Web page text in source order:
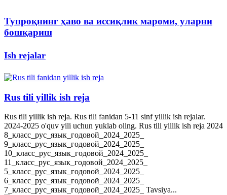
Тупроқнинг ҳаво ва иссиқлик мароми, уларни
бошқариш
Ish rejalar
Rus tili yillik ish reja
Rus tili yillik ish reja. Rus tili fanidan 5-11 sinf yillik ish rejalar.
2024-2025 o'quv yili uchun yuklab oling. Rus tili yillik ish reja 2024
8_класс_рус_язык_годовой_2024_2025_
9_класс_рус_язык_годовой_2024_2025_
10_класс_рус_язык_годовой_2024_2025_
11_класс_рус_язык_годовой_2024_2025_
5_класс_рус_язык_годовой_2024_2025_
6_класс_рус_язык_годовой_2024_2025_
7_класс_рус_язык_годовой_2024_2025_ Tavsiya...